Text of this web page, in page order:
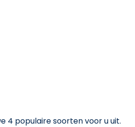
4 populaire soorten voor u uit.